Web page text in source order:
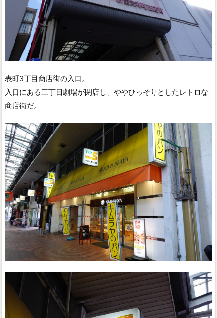
表町3丁目商店街の入口。
入口にある三丁目劇場が閉店し、ややひっそりとしたレトロな
商店街だ。